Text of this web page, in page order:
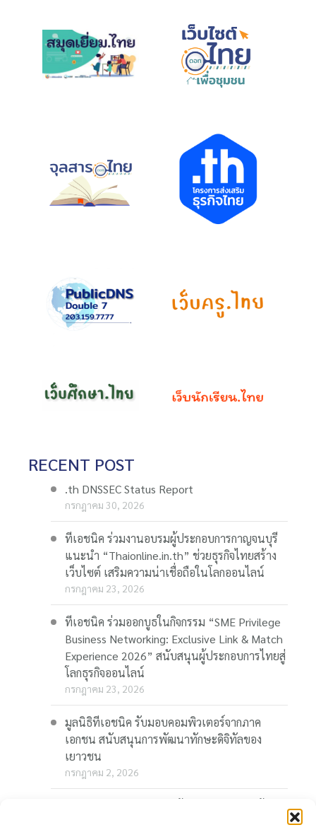
RECENT POST
.th DNSSEC Status Report
กรกฎาคม 30, 2026
ทีเอชนิค ร่วมงานอบรมผู้ประกอบการกาญจนบุรี
แนะนำ “Thaionline.in.th” ช่วยธุรกิจไทยสร้าง
เว็บไซต์ เสริมความน่าเชื่อถือในโลกออนไลน์
กรกฎาคม 23, 2026
ทีเอชนิค ร่วมออกบูธในกิจกรรม “SME Privilege
Business Networking: Exclusive Link & Match
Experience 2026” สนับสนุนผู้ประกอบการไทยสู่
โลกธุรกิจออนไลน์
กรกฎาคม 23, 2026
มูลนิธิทีเอชนิค รับมอบคอมพิวเตอร์จากภาค
เอกชน สนับสนุนการพัฒนาทักษะดิจิทัลของ
เยาวชน
กรกฎาคม 2, 2026